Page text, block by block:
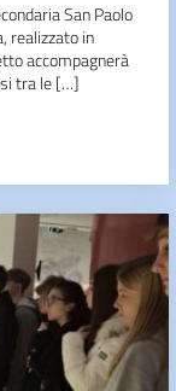
San Paolo
realizzato in
accompagnerà
tra le […]